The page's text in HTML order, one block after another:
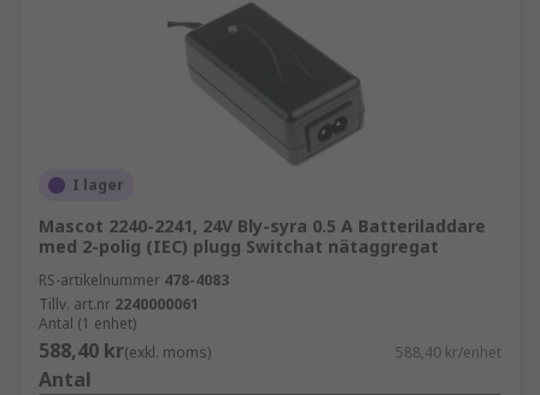
I lager
Mascot 2240-2241, 24V Bly-syra 0.5 A Batteriladdare
med 2-polig (IEC) plugg Switchat nätaggregat
RS-artikelnummer 478-4083
Tillv. art.nr 2240000061
Antal (1 enhet)
588,40 kr(exkl. moms) 588,40 kr/enhet
Antal